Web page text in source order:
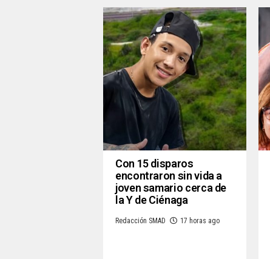
Con 15 disparos
encontraron sin vida a
joven samario cerca de
la Y de Ciénaga
Redacción SMAD 17 horas ago